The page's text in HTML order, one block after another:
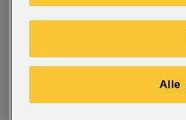
Objekte in
Baden-Württemberg,
Anhalt im Visier der
Beamte einsetzten.Alle